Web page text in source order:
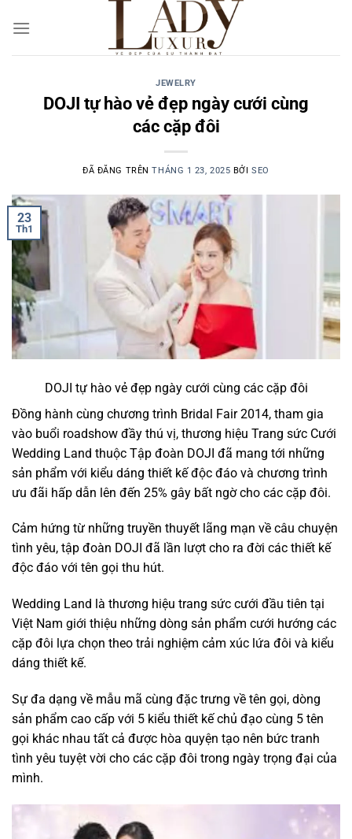
đến
JEWELRY
DOJI tự hào vẻ đẹp ngày cưới cùng
các cặp đôi
ĐÃ ĐĂNG TRÊNTHÁNG 1 23, 2025 BỞISEO
23
Th1
DOJI tự hào vẻ đẹp ngày cưới cùng các cặp đôi
Đồng hành cùng chương trình Bridal Fair 2014, tham gia
vào buổi roadshow đầy thú vị, thương hiệu Trang sức Cưới
Wedding Land thuộc Tập đoàn DOJI đã mang tới những
sản phẩm với kiểu dáng thiết kế độc đáo và chương trình
ưu đãi hấp dẫn lên đến 25% gây bất ngờ cho các cặp đôi.
Cảm hứng từ những truyền thuyết lãng mạn về câu chuyện
tình yêu, tập đoàn DOJI đã lần lượt cho ra đời các thiết kế
độc đáo với tên gọi thu hút.
Wedding Land là thương hiệu trang sức cưới đầu tiên tại
Việt Nam giới thiệu những dòng sản phẩm cưới hướng các
cặp đôi lựa chọn theo trải nghiệm cảm xúc lứa đôi và kiểu
dáng thiết kế.
Sự đa dạng về mẫu mã cùng đặc trưng về tên gọi, dòng
sản phẩm cao cấp với 5 kiểu thiết kế chủ đạo cùng 5 tên
gọi khác nhau tất cả được hòa quyện tạo nên bức tranh
tình yêu tuyệt vời cho các cặp đôi trong ngày trọng đại của
mình.